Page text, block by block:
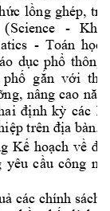
lồng ghép,
(Science -
- Toán học)
dục phổ thông
phố  gắn  với
nâng cao
định kỳ các
trên địa bàn.
g Kế hoạch về
yêu cầu công ng
các chính sách